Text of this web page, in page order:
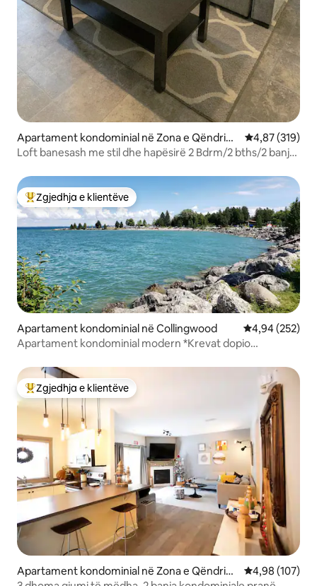
Apartament kondominial në Zona e Qëndrimi
t në Malin e Blu
Vlerësimi
4,87 (319)
Loft banesash me stil dhe hapësirë 2 Bdrm/2 bths/2 banjo
Më të mirat e zgjedhjeve të klientëve
Zgjedhja e klientëve
Apartament kondominial në Collingwood Vlerësimi
4,94 (252)
Apartament kondominial modern *Krevat dopio
Më të mirat e zgjedhjeve të klientëve
Zgjedhja e klientëve
Apartament kondominial në Zona e Qëndrimi
Vlerësimi
4,98 (107)